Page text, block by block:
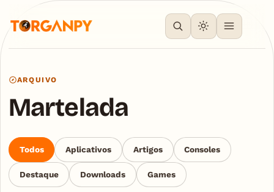
ARQUIVO
Martelada
Todos Aplicativos Artigos Consoles
Destaque Downloads Games